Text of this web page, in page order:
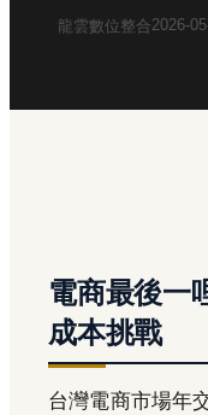
龍雲數位整合2026-
電商最後一
成本挑戰
台灣電商市場年